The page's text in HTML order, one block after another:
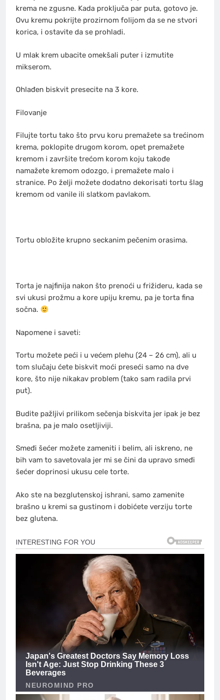
krema ne zgusne. Kada proključa par puta, gotovo je.
Ovu kremu pokrijte prozirnom folijom da se ne stvori
korica, i ostavite da se prohladi.
U mlak krem ubacite omekšali puter i izmutite
mikserom.
Ohlađen biskvit presecite na 3 kore.
Filovanje
Filujte tortu tako što prvu koru premažete sa trećinom
krema, poklopite drugom korom, opet premažete
kremom i završite trećom korom koju takođe
namažete kremom odozgo, i premažete malo i
stranice. Po želji možete dodatno dekorisati tortu šlag
kremom od vanile ili slatkom pavlakom.
Tortu obložite krupno seckanim pečenim orasima.
Torta je najfinija nakon što prenoći u frižideru, kada se
svi ukusi prožmu a kore upiju kremu, pa je torta fina
sočna.
Napomene i saveti:
Tortu možete peći i u većem plehu (24 – 26 cm), ali u
tom slučaju ćete biskvit moći preseći samo na dve
kore, što nije nikakav problem (tako sam radila prvi
put).
Budite pažljivi prilikom sečenja biskvita jer ipak je bez
brašna, pa je malo osetljiviji.
Smeđi šećer možete zameniti i belim, ali iskreno, ne
bih vam to savetovala jer mi se čini da upravo smeđi
šećer doprinosi ukusu cele torte.
Ako ste na bezglutenskoj ishrani, samo zamenite
brašno u kremi sa gustinom i dobićete verziju torte
bez glutena.